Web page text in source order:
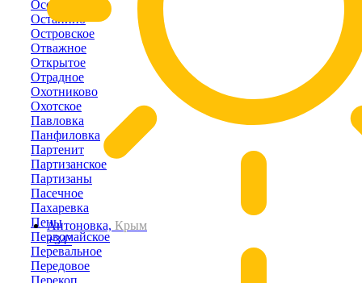
Антоновка, Крым
+34°
Осовины
Останино
Островское
Отважное
Открытое
Отрадное
Охотниково
Охотское
Павловка
Панфиловка
Партенит
Партизанское
Партизаны
Пасечное
Пахаревка
Пены
Первомайское
Перевальное
Передовое
Перекоп